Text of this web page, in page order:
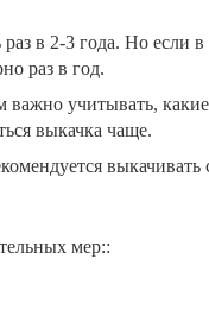
в 2-3 года. Но если
раз в год.
важно учитывать,
выкачка чаще.
мер::